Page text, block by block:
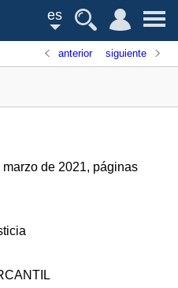
es
anterior siguiente
marzo de 2021, páginas